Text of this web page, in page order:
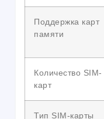
Поддержка карт
памяти
Количество SIM-
карт
Тип SIM-карты